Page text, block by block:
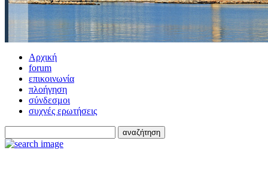
Αρχική
forum
επικοινωνία
πλοήγηση
σύνδεσμοι
συχνές ερωτήσεις